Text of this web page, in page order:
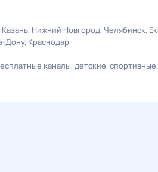
Казань Нижний Новгород Челябинск
Дону Краснодар
каналы детские спортивные